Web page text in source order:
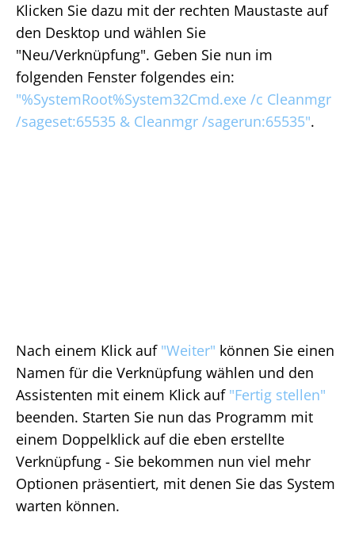
Klicken Sie dazu mit der rechten Maustaste auf
den Desktop und wählen Sie
"Neu/Verknüpfung". Geben Sie nun im
folgenden Fenster folgendes ein:
"%SystemRoot%System32Cmd.exe /c Cleanmgr
/sageset:65535 & Cleanmgr /sagerun:65535".
Nach einem Klick auf "Weiter" können Sie einen
Namen für die Verknüpfung wählen und den
Assistenten mit einem Klick auf "Fertig stellen"
beenden. Starten Sie nun das Programm mit
einem Doppelklick auf die eben erstellte
Verknüpfung - Sie bekommen nun viel mehr
Optionen präsentiert, mit denen Sie das System
warten können.